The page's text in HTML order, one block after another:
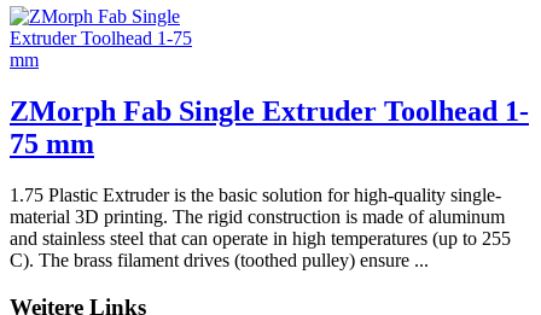
ZMorph Fab Single Extruder Toolhead 1-
75 mm
1.75 Plastic Extruder is the basic solution for high-quality single-
material 3D printing. The rigid construction is made of aluminum
and stainless steel that can operate in high temperatures (up to 255
C). The brass filament drives (toothed pulley) ensure ...
Weitere Links